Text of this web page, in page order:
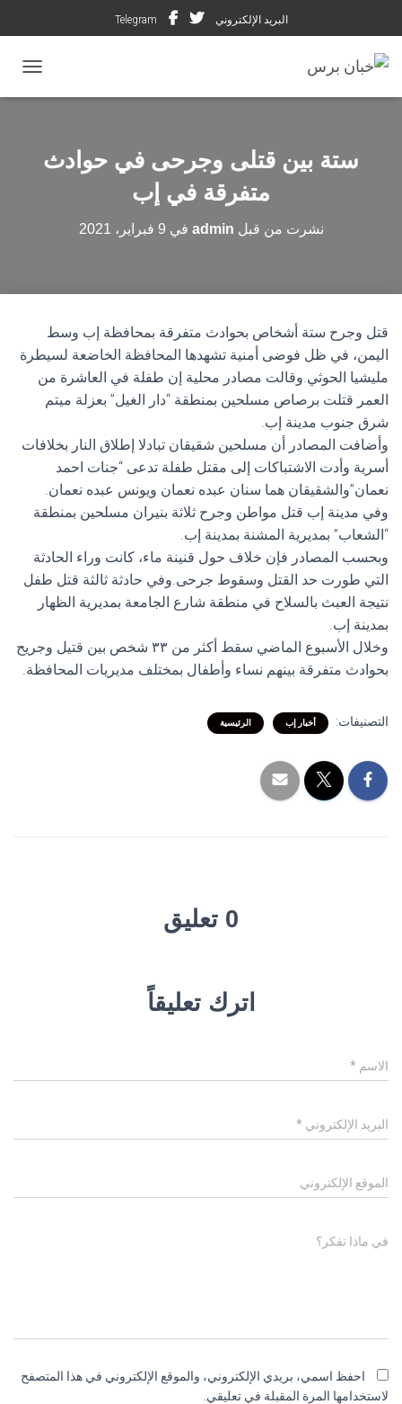
البريد الإلكتروني Telegram
ستة بين قتلى وجرحى في حوادث
متفرقة في إب
نشرت من قبل admin في 9 فبراير، 2021
قتل وجرح ستة أشخاص بحوادث متفرقة بمحافظة إب وسط
اليمن، في ظل فوضى أمنية تشهدها المحافظة الخاضعة لسيطرة
مليشيا الحوثي.وقالت مصادر محلية إن طفلة في العاشرة من
العمر قتلت برصاص مسلحين بمنطقة “دار الغيل” بعزلة ميتم
شرق جنوب مدينة إب.
وأضافت المصادر أن مسلحين شقيقان تبادلا إطلاق النار بخلافات
أسرية وأدت الاشتباكات إلى مقتل طفلة تدعى “جنات احمد
نعمان”والشقيقان هما سنان عبده نعمان ويونس عبده نعمان.
وفي مدينة إب قتل مواطن وجرح ثلاثة بنيران مسلحين بمنطقة
“الشعاب” بمديرية المشنة بمدينة إب.
وبحسب المصادر فإن خلاف حول قنينة ماء، كانت وراء الحادثة
التي طورت حد القتل وسقوط جرحى.وفي حادثة ثالثة قتل طفل
نتيجة العبث بالسلاح في منطقة شارع الجامعة بمديرية الظهار
بمدينة إب.
وخلال الأسبوع الماضي سقط أكثر من ٣٣ شخص بين قتيل وجريح
بحوادث متفرقة بينهم نساء وأطفال بمختلف مديريات المحافظة.
التصنيفات: أخبار إب الرئيسية
0 تعليق
اترك تعليقاً
الاسم *
البريد الإلكتروني *
الموقع الإلكتروني
في ماذا تفكر؟
احفظ اسمي، بريدي الإلكتروني، والموقع الإلكتروني في هذا المتصفح
لاستخدامها المرة المقبلة في تعليقي.